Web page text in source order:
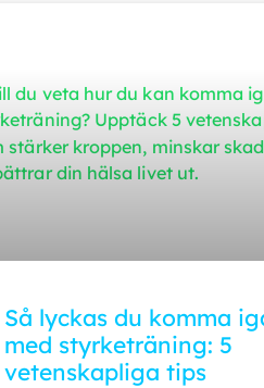
Så lyckas du komma
med styrketräning: 5
vetenskapliga tips